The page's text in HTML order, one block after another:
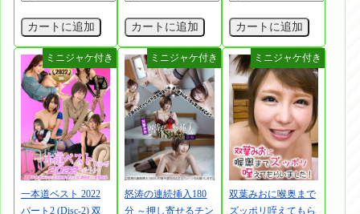
カートに追加 カートに追加 カートに追加
一本道ベスト 2022
パート2 (Disc-2) 双
怒涛の連続挿入180
分 ～押し寄せるチン
双葉みおに喉奥まで
ズッポリ咥えてもら